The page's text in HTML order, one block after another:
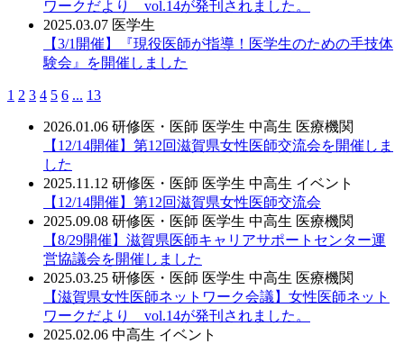
ワークだより vol.14が発刊されました。
2025.03.07 医学生
【3/1開催】『現役医師が指導！医学生のための手技体
験会』を開催しました
1 2 3 4 5 6 ... 13
2026.01.06 研修医・医師 医学生 中高生 医療機関
【12/14開催】第12回滋賀県女性医師交流会を開催しま
した
2025.11.12 研修医・医師 医学生 中高生 イベント
【12/14開催】第12回滋賀県女性医師交流会
2025.09.08 研修医・医師 医学生 中高生 医療機関
【8/29開催】滋賀県医師キャリアサポートセンター運
営協議会を開催しました
2025.03.25 研修医・医師 医学生 中高生 医療機関
【滋賀県女性医師ネットワーク会議】女性医師ネット
ワークだより vol.14が発刊されました。
2025.02.06 中高生 イベント